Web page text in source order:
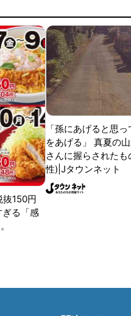
抜150円
る「感
「孫にあげると思
をあげる」 真夏の
さんに握らされた
性)|Jタウンネット